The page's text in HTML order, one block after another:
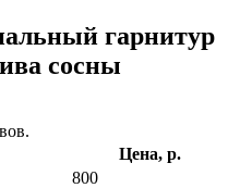
гарнитур
сосны
Цена, р.
800